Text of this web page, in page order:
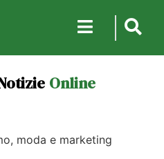
Online
moda e marketing